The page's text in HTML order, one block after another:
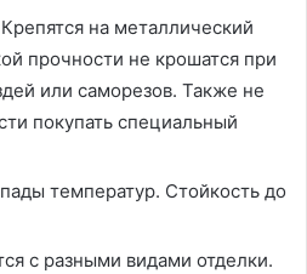
на металлический
прочности не крошатся при
или саморезов. Также не
покупать специальный
температур. Стойкость до
с разными видами отделки.